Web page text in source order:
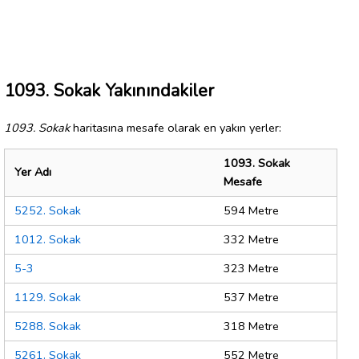
1093. Sokak Yakınındakiler
1093. Sokakharitasına mesafe olarak en yakın yerler:
Yer Adı
1093. Sokak
Mesafe
5252. Sokak
594 Metre
1012. Sokak
332 Metre
5-3
323 Metre
1129. Sokak
537 Metre
5288. Sokak
318 Metre
5261. Sokak
552 Metre